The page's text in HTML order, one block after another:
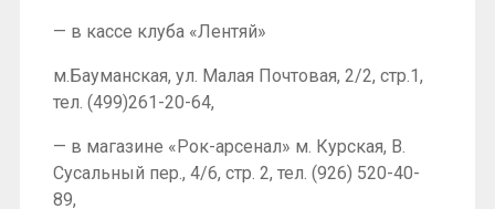
— в кассе клуба «Лентяй»
м.Бауманская, ул. Малая Почтовая, 2/2, стр.1,
тел. (499)261-20-64,
— в магазине «Рок-арсенал» м. Курская, В.
Сусальный пер., 4/6, стр. 2, тел. (926) 520-40-
89,